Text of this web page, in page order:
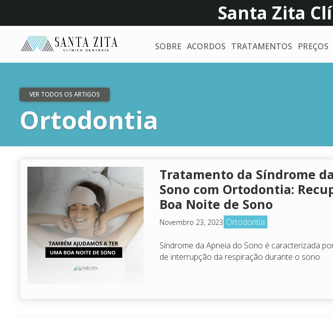
Santa Zita
SOBRE ACORDOS TRATAMENTOS PREÇOS
VER TODOS OS ARTIGOS
Ortodontia
Tratamento da Síndrome
Sono com Ortodontia:
Boa Noite de Sono
Novembro 23, 2023 Ortodontia
Síndrome da Apneia do Sono é caracterizada
de interrupção da respiração durante o sono